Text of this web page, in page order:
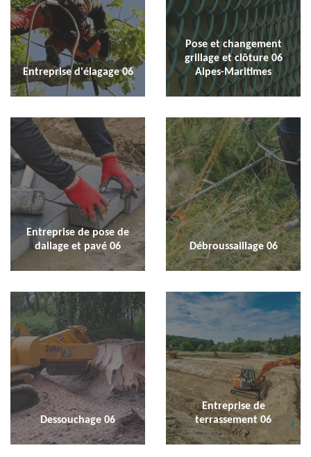
Entreprise d'élagage 06
Pose et changement
grillage et clôture 06
Alpes-Maritimes
Entreprise de pose de
dallage et pavé 06
Débroussaillage 06
Dessouchage 06
Entreprise de
terrassement 06